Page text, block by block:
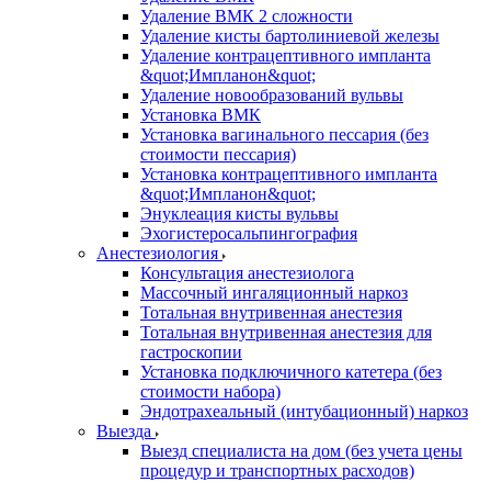
Удаление ВМК 2 сложности
Удаление кисты бартолиниевой железы
Удаление контрацептивного импланта
&quot;Импланон&quot;
Удаление новообразований вульвы
Установка ВМК
Установка вагинального пессария (без
стоимости пессария)
Установка контрацептивного импланта
&quot;Импланон&quot;
Энуклеация кисты вульвы
Эхогистеросальпингография
Анестезиология
Консультация анестезиолога
Массочный ингаляционный наркоз
Тотальная внутривенная анестезия
Тотальная внутривенная анестезия для
гастроскопии
Установка подключичного катетера (без
стоимости набора)
Эндотрахеальный (интубационный) наркоз
Выезда
Выезд специалиста на дом (без учета цены
процедур и транспортных расходов)